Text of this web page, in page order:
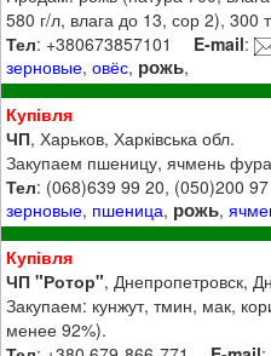
580 г/л, влага до 13, сор 2),
Тел: +380673857101 E-mail:
зерновые,овёс, рожь,
Купівля
ЧП, Харьков, Харківська обл.
Закупаем пшеницу, ячмень
Тел: (068)639 99 20, (050)200
зерновые, пшеница, рожь,
Купівля
ЧП "Ротор", Днепропетровск,
Закупаем: кунжут, тмин, мак,
менее 92%).